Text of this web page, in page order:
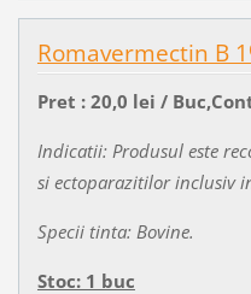
Romavermectin B
Pret : 20,0 lei /
Indicatii: Produsul este
si ectoparazitilor inclusiv
Specii tinta: Bovine.
Stoc: 1 buc